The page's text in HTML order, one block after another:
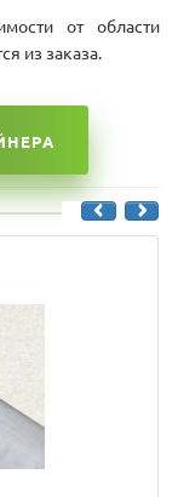
от области
из заказа.